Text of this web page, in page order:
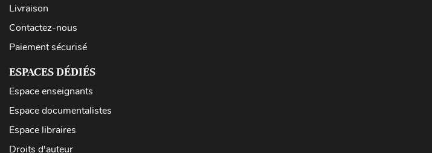
Livraison
Contactez-nous
Paiement sécurisé
ESPACES DÉDIÉS
Espace enseignants
Espace documentalistes
Espace libraires
Droits d'auteur